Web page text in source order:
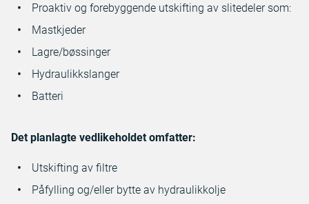
Proaktiv og forebyggende utskifting av slitedeler som:
Mastkjeder
Lagre/bøssinger
Hydraulikkslanger
Batteri
Det planlagte vedlikeholdet omfatter:
Utskifting av filtre
Påfylling og/eller bytte av hydraulikkolje